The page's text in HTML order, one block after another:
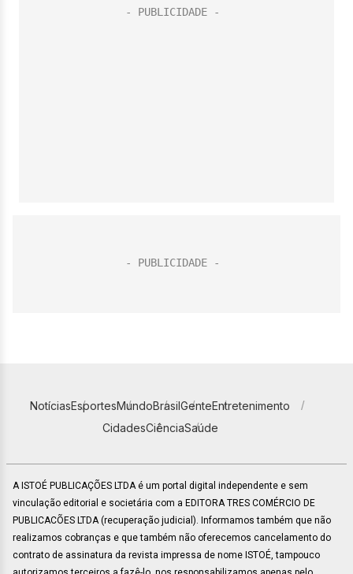
NotíciasEsportesMundoBrasilGenteEntretenimento
CidadesCiênciaSaúde
A ISTOÉ PUBLICAÇÕES LTDA é um portal digital independente e sem
vinculação editorial e societária com a EDITORA TRES COMÉRCIO DE
PUBLICACÕES LTDA (recuperação judicial). Informamos também que não
realizamos cobranças e que também não oferecemos cancelamento do
contrato de assinatura da revista impressa de nome ISTOÉ, tampouco